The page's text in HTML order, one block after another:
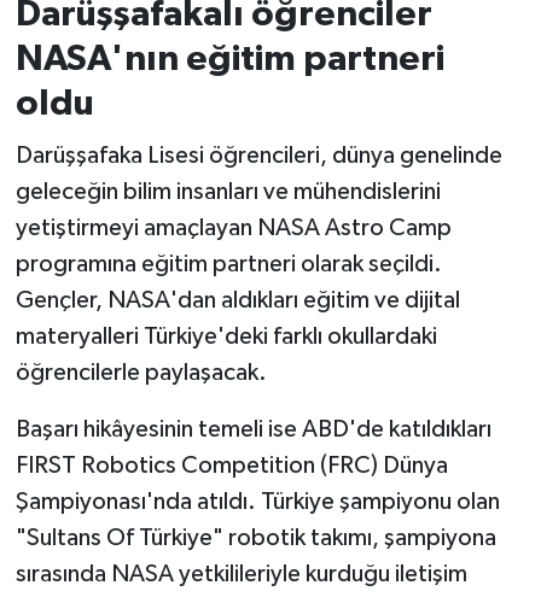
Darüşşafakalı öğrenciler
NASA'nın eğitim partneri
oldu
Darüşşafaka Lisesi öğrencileri, dünya genelinde
geleceğin bilim insanları ve mühendislerini
yetiştirmeyi amaçlayan NASA Astro Camp
programına eğitim partneri olarak seçildi.
Gençler, NASA'dan aldıkları eğitim ve dijital
materyalleri Türkiye'deki farklı okullardaki
öğrencilerle paylaşacak.
Başarı hikâyesinin temeli ise ABD'de katıldıkları
FIRST Robotics Competition (FRC) Dünya
Şampiyonası'nda atıldı. Türkiye şampiyonu olan
"Sultans Of Türkiye" robotik takımı, şampiyona
sırasında NASA yetkilileriyle kurduğu iletişim